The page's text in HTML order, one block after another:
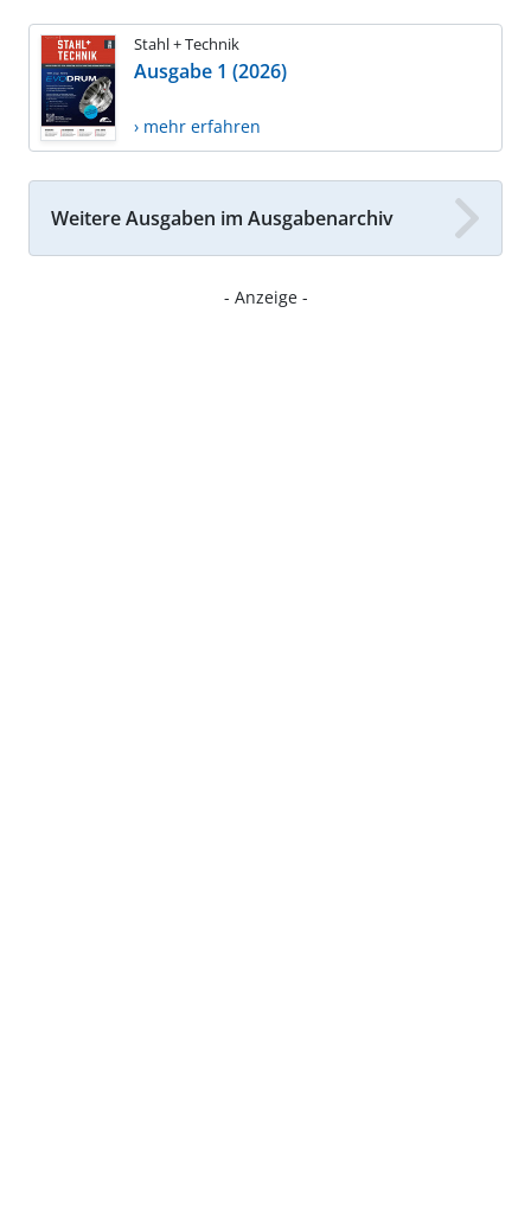
Stahl + Technik
Ausgabe 1 (2026)
› mehr erfahren
Weitere Ausgaben im Ausgabenarchiv
- Anzeige -